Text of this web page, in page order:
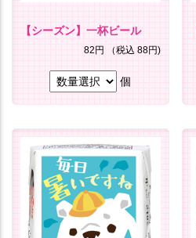
【シーズン】一杯ビール
82円 （税込 88円)
個